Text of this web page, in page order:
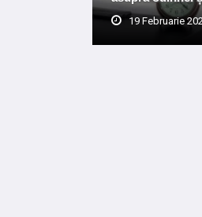
19 Februarie